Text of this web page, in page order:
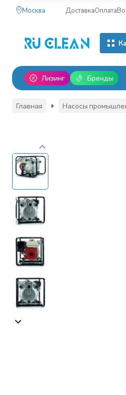
Москва ДоставкаОплата
Лизинг Бренды
Главная Насосы